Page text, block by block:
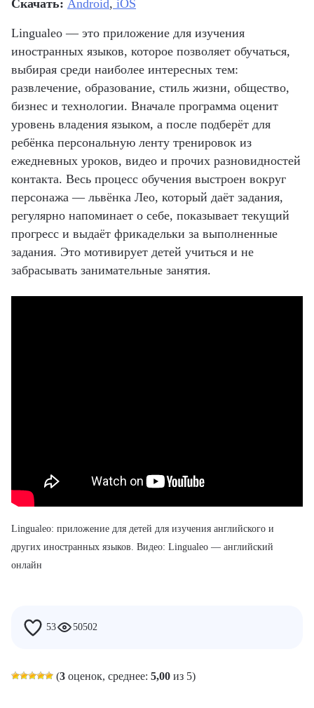
Скачать: Android, iOS
Lingualeo — это приложение для изучения
иностранных языков, которое позволяет обучаться,
выбирая среди наиболее интересных тем:
развлечение, образование, стиль жизни, общество,
бизнес и технологии. Вначале программа оценит
уровень владения языком, а после подберёт для
ребёнка персональную ленту тренировок из
ежедневных уроков, видео и прочих разновидностей
контакта. Весь процесс обучения выстроен вокруг
персонажа — львёнка Лео, который даёт задания,
регулярно напоминает о себе, показывает текущий
прогресс и выдаёт фрикадельки за выполненные
задания. Это мотивирует детей учиться и не
забрасывать занимательные занятия.
Lingualeo: приложение для детей для изучения английского и
других иностранных языков. Видео: Lingualeo — английский
онлайн
53 50502
(3 оценок, среднее: 5,00 из 5)